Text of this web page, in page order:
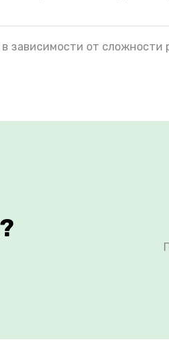
зависимости от сложности